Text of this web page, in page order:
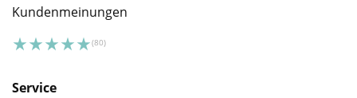
Kundenmeinungen
Service